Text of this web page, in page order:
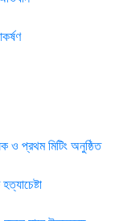
ও প্রথম মিটিং অনুষ্ঠিত